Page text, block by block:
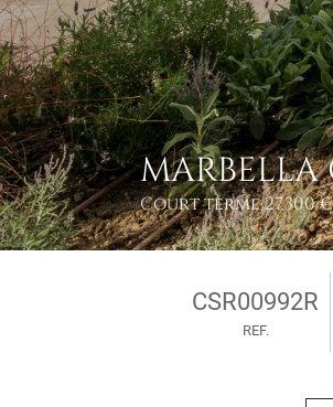
Court terme27.300
CSR00992R
REF.